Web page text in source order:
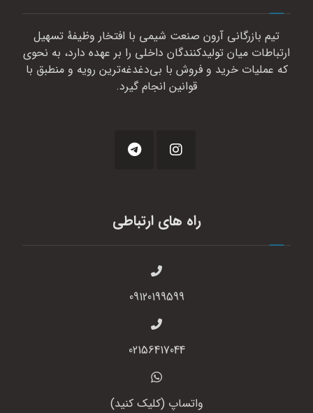
تیم بازرگانی آرون صنعت شیمی با افتخار وظیفهٔ تسهیل
ارتباطات میان تولیدکنندگان داخلی را بر عهده دارد، به نحوی
که عملیات خرید و فروش با بی‌دغدغه‌ترین رویه و منطبق با
قوانین انجام گیرد.
راه های ارتباطی
09120199599
02156417044
واتساپ (کلیک کنید)